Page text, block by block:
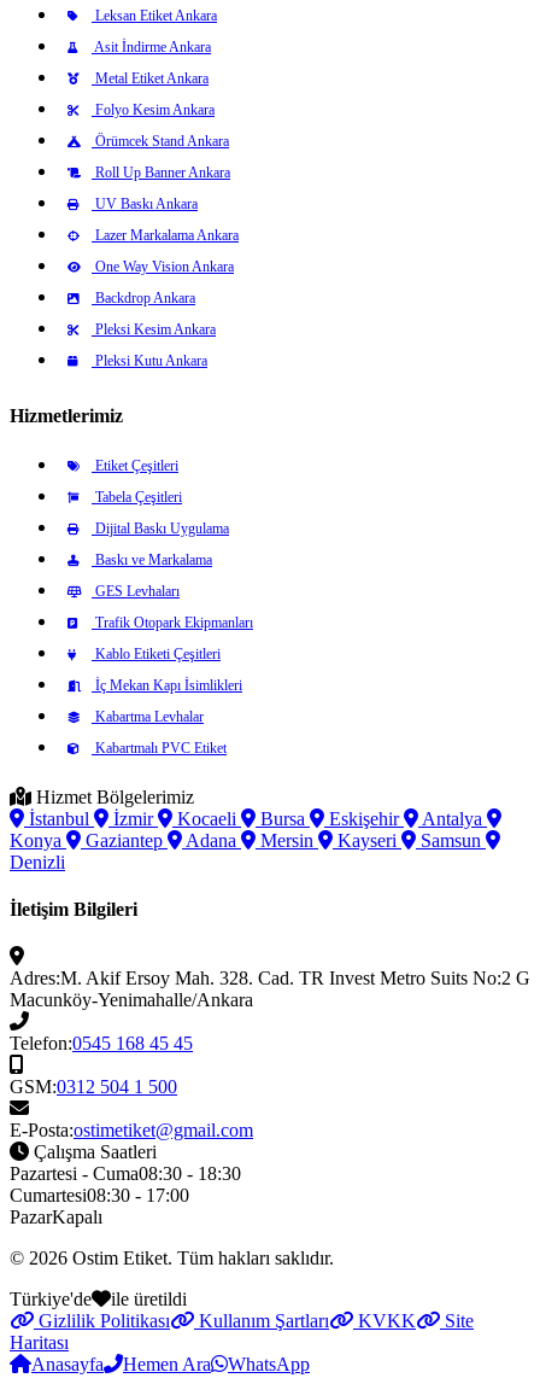
Leksan Etiket Ankara
Asit İndirme Ankara
Metal Etiket Ankara
Folyo Kesim Ankara
Örümcek Stand Ankara
Roll Up Banner Ankara
UV Baskı Ankara
Lazer Markalama Ankara
One Way Vision Ankara
Backdrop Ankara
Pleksi Kesim Ankara
Pleksi Kutu Ankara
Hizmetlerimiz
Etiket Çeşitleri
Tabela Çeşitleri
Dijital Baskı Uygulama
Baskı ve Markalama
GES Levhaları
Trafik Otopark Ekipmanları
Kablo Etiketi Çeşitleri
İç Mekan Kapı İsimlikleri
Kabartma Levhalar
Kabartmalı PVC Etiket
Hizmet Bölgelerimiz
İstanbul
İzmir Kocaeli Bursa Eskişehir
Antalya
Konya
Gaziantep Adana Mersin Kayseri
Samsun
Denizli
İletişim Bilgileri
Adres:M. Akif Ersoy Mah. 328. Cad. TR Invest Metro Suits No:2 G
Macunköy-Yenimahalle/Ankara
Telefon:0545 168 45 45
GSM:0312 504 1 500
E-Posta:ostimetiket@gmail.com
Çalışma Saatleri
Pazartesi - Cuma08:30 - 18:30
Cumartesi08:30 - 17:00
PazarKapalı
© 2026 Ostim Etiket. Tüm hakları saklıdır.
Türkiye'de
ile üretildi
Gizlilik Politikası
Kullanım Şartları KVKK
Site
Haritası
Anasayfa
Hemen Ara WhatsApp